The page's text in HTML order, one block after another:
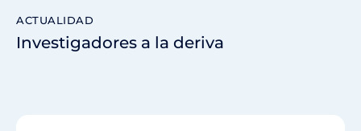
ACTUALIDAD
Investigadores a la deriva